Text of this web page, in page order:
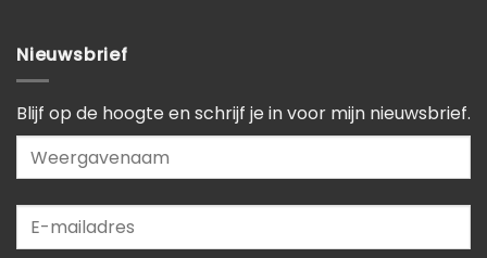
Nieuwsbrief
Blijf op de hoogte en schrijf je in voor mijn nieuwsbrief.